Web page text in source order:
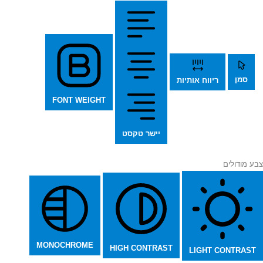
סמן ריווח אותיות
יישר טקסט
FONT WEIGHT
צבע מודולים
LIGHT CONTRAST
HIGH CONTRAST
MONOCHROME